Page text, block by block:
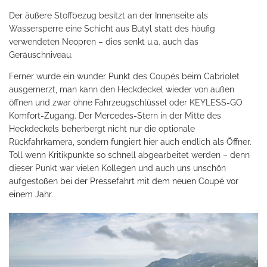
Der äußere Stoffbezug besitzt an der Innenseite als
Wassersperre eine Schicht aus Butyl statt des häufig
verwendeten Neopren – dies senkt u.a. auch das
Geräuschniveau.
Ferner wurde ein wunder Punkt des Coupés beim Cabriolet
ausgemerzt, man kann den Heckdeckel wieder von außen
öffnen und zwar ohne Fahrzeugschlüssel oder KEYLESS-GO
Komfort-Zugang. Der Mercedes-Stern in der Mitte des
Heckdeckels beherbergt nicht nur die optionale
Rückfahrkamera, sondern fungiert hier auch endlich als Öffner.
Toll wenn Kritikpunkte so schnell abgearbeitet werden – denn
dieser Punkt war vielen Kollegen und auch uns unschön
aufgestoßen bei der Pressefahrt mit dem neuen Coupé vor
einem Jahr.